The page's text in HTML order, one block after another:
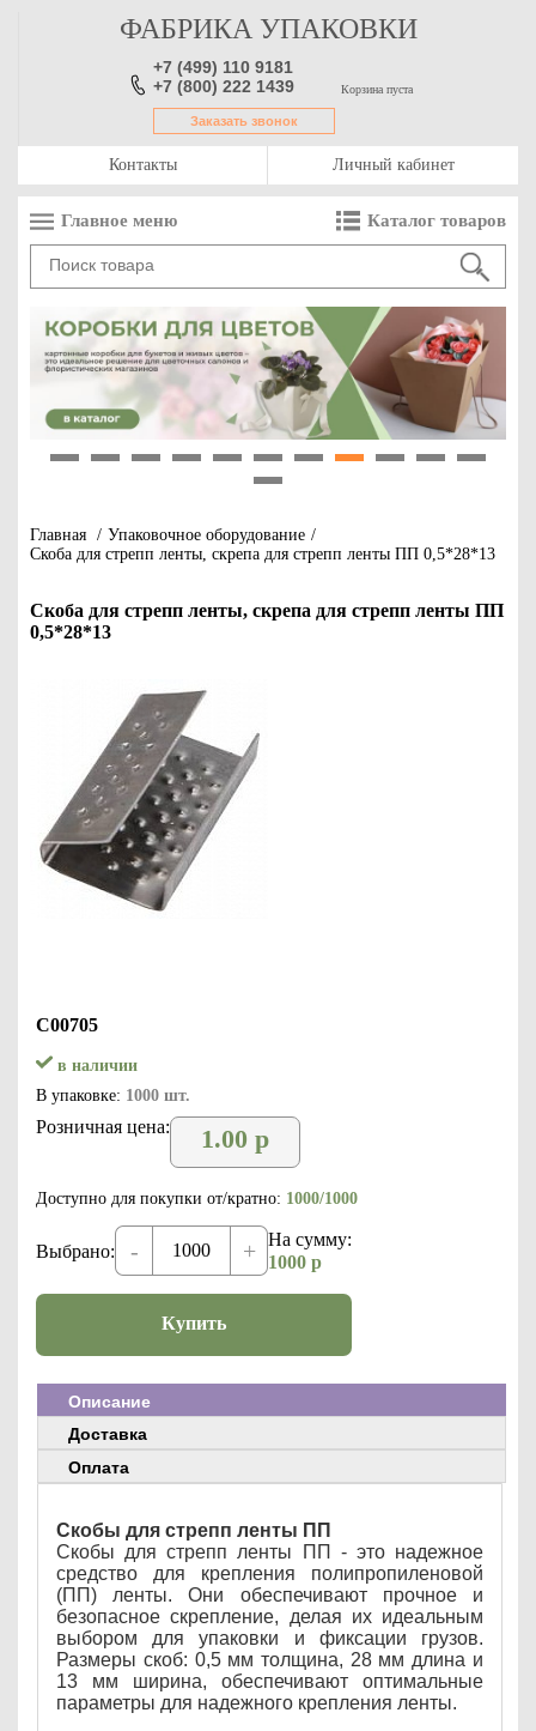
ФАБРИКА УПАКОВКИ
+7 (499) 110 9181
+7 (800) 222 1439
Заказать звонок
Корзина пуста
Контакты Личный кабинет
Главное меню Каталог товаров
Главная / Упаковочное оборудование /
Скоба для стрепп ленты, скрепа для стрепп ленты ПП 0,5*28*13
Скоба для стрепп ленты, скрепа для стрепп ленты ПП
0,5*28*13
С00705
в наличии
В упаковке: 1000 шт.
Розничная цена: 1.00 р
Доступно для покупки от/кратно: 1000/1000
Выбрано: - +
На сумму:
1000 р
Купить
Описание
Доставка
Оплата
Скобы для стрепп ленты ПП
Скобы для стрепп ленты ПП - это надежное
средство для крепления полипропиленовой
(ПП) ленты. Они обеспечивают прочное и
безопасное скрепление, делая их идеальным
выбором для упаковки и фиксации грузов.
Размеры скоб: 0,5 мм толщина, 28 мм длина и
13 мм ширина, обеспечивают оптимальные
параметры для надежного крепления ленты.